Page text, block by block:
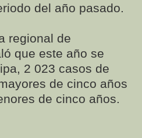
del año pasado.
regional de
que este año se
2 023 casos de
de cinco años
de cinco años.